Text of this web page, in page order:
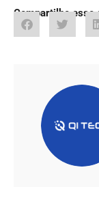
Compartilhe esse